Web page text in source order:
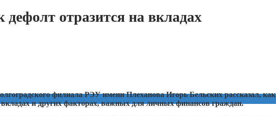
дефолт отразится на вкладах
филиала РЭУ имени Плеханова Игорь Бельских рассказал, как
вкладах и других факторах, важных для личных финансов граждан.